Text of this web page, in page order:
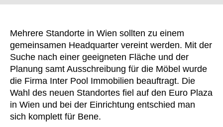
Iran (IR)
Irland (IE)
Israel (IL)
Italien(IT)
Japan (JP)
Jordanien(JO)
Kanada
Mehrere Standorte in Wien sollten zu einem
gemeinsamen Headquarter vereint werden. Mit der
Suche nach einer geeigneten Fläche und der
Planung samt Ausschreibung für die Möbel wurde
die Firma Inter Pool Immobilien beauftragt. Die
Wahl des neuen Standortes fiel auf den Euro Plaza
in Wien und bei der Einrichtung entschied man
sich komplett für Bene.